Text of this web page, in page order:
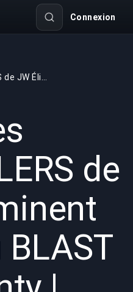
Connexion
de
BLAST